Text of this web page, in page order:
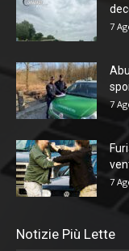
7
7
7
Notizie Più Lette